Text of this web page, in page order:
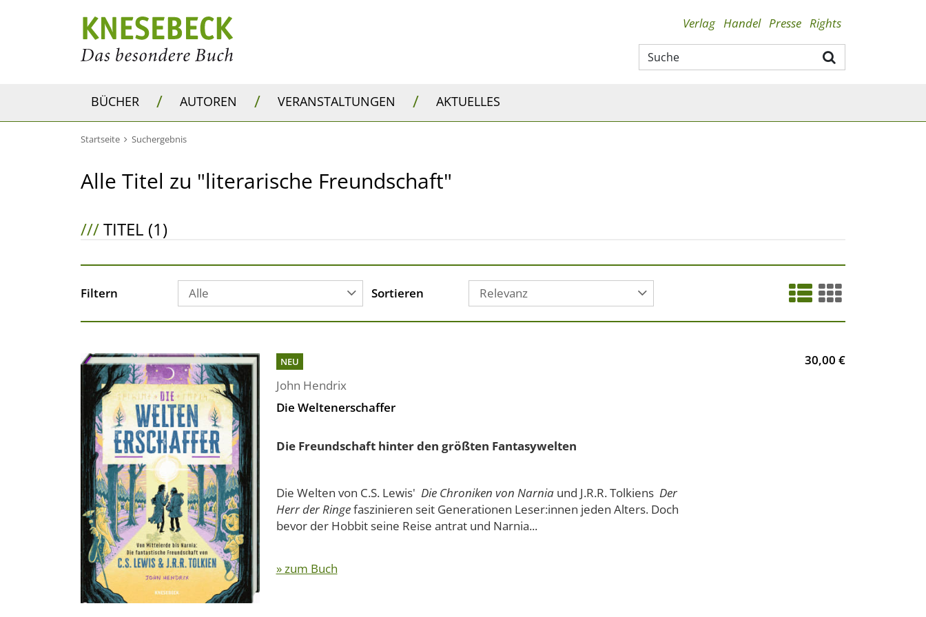
Verlag Handel Presse Rights
BÜCHER / AUTOREN / VERANSTALTUNGEN / AKTUELLES
Startseite Suchergebnis
Alle Titel zu "literarische Freundschaft"
///TITEL (1)
Filtern Alle Sortieren Relevanz
NEU
John Hendrix
Die Weltenerschaffer
Die Freundschaft hinter den größten Fantasywelten
Die Welten von C.S. Lewis' Die Chroniken von Narnia und J.R.R. Tolkiens Der
Herr der Ringefaszinieren seit Generationen Leser:innen jeden Alters. Doch
bevor der Hobbit seine Reise antrat und Narnia...
» zum Buch
30,00 €